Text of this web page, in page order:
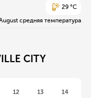
29 °C
средняя температура
CITY
12 13 14